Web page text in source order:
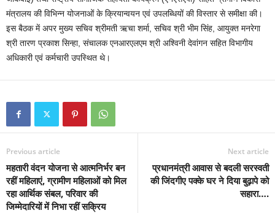
मंत्रालय की विभिन्न योजनाओं के क्रियान्वयन एवं उपलब्धियों की विस्तार से समीक्षा की।
इस बैठक में अपर मुख्य सचिव श्रीमती ऋचा शर्मा, सचिव श्री भीम सिंह, आयुक्त मनरेगा
श्री तारण प्रकाश सिन्हा, संचालक एनआरएलएम श्री अश्विनी देवांगन सहित विभागीय
अधिकारी एवं कर्मचारी उपस्थित थे।
Previous article
महतारी वंदन योजना से आत्मनिर्भर बन
रहीं महिलाएं, ग्रामीण महिलाओं को मिल
रहा आर्थिक संबल, परिवार की
जिम्मेदारियों में निभा रहीं सक्रिय
Next article
प्रधानमंत्री आवास से बदली सरस्वती
की जिंदगीए पक्के घर ने दिया बुढ़ापे को
सहारा….